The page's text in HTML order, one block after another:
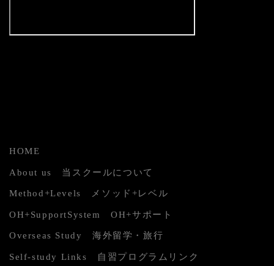
HOME
About us 当スクールについて
Method+Levels メソッド+レベル
OH+SupportSystem OH+サポート
Overseas Study 海外留学・旅行
Self-study Links 自習プログラムリンク